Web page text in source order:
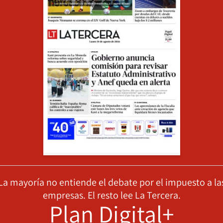
mayoría no entiende el debate por el impuesto a
empresas. El resto lee La Tercera.
Plan Digital+